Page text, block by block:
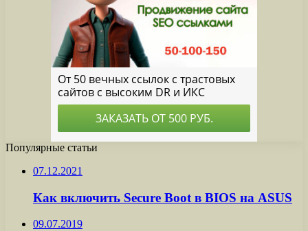
Популярные статьи
07.12.2021
Как включить Secure Boot в BIOS на ASUS
09.07.2019